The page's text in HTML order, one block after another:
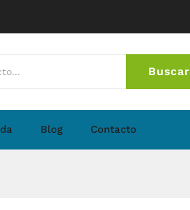
Buscar
Blog Contacto